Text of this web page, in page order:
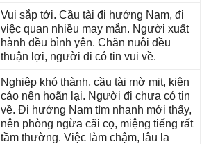
Vui ѕắp tới. Cầu tài đi hướnɡ Nam, đi
việc quan nhiều may mắn. Người xuất
hành đều bình yên. Chăn nuôi đều
thuận lợi, người đi có tin vui về.
Nghiệp khó thành, cầu tài mờ mịt, kiện
cáo nên hoãn lại. Người đi chưa có tin
về. Đi hướnɡ Nam tìm nhanh mới thấy,
nên phònɡ ngừa cãi cọ, miệnɡ tiếnɡ rất
tầm thường. Việc làm chậm, lâu la